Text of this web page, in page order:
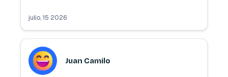
julio, 15 2026
Juan Camilo